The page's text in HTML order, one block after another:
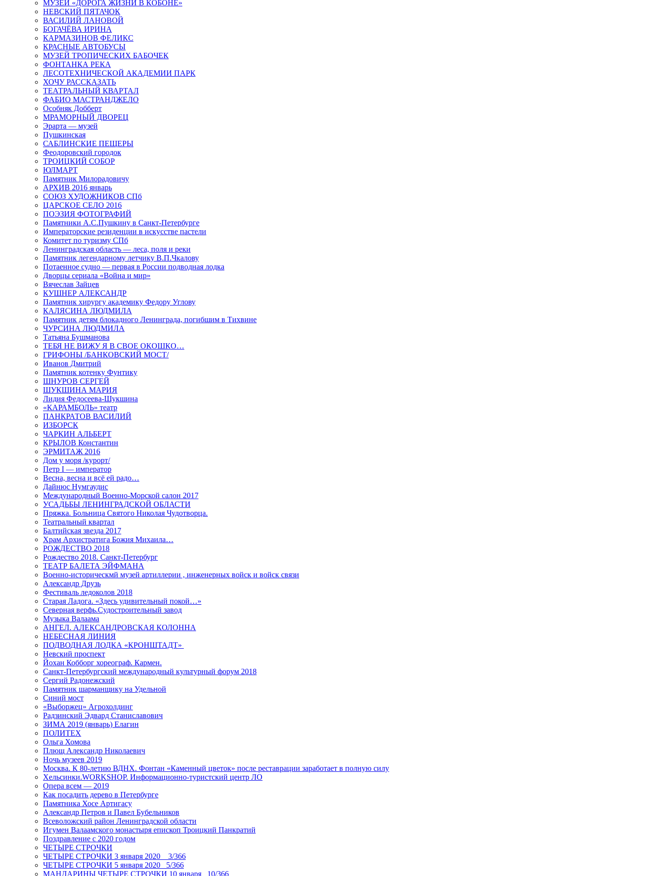
МУЗЕЙ «ДОРОГА ЖИЗНИ В КОБОНЕ»
НЕВСКИЙ ПЯТАЧОК
ВАСИЛИЙ ЛАНОВОЙ
БОГАЧЁВА ИРИНА
КАРМАЗИНОВ ФЕЛИКС
КРАСНЫЕ АВТОБУСЫ
МУЗЕЙ ТРОПИЧЕСКИХ БАБОЧЕК
ФОНТАНКА РЕКА
ЛЕСОТЕХНИЧЕСКОЙ АКАДЕМИИ ПАРК
ХОЧУ РАССКАЗАТЬ
ТЕАТРАЛЬНЫЙ КВАРТАЛ
ФАБИО МАСТРАНДЖЕЛО
Особняк Добберт
МРАМОРНЫЙ ДВОРЕЦ
Эрарта — музей
Пушкинская
САБЛИНСКИЕ ПЕЩЕРЫ
Феодоровский городок
ТРОИЦКИЙ СОБОР
ЮЛМАРТ
Памятник Милорадовичу
АРХИВ 2016 январь
СОЮЗ ХУДОЖНИКОВ СПб
ЦАРСКОЕ СЕЛО 2016
ПОЭЗИЯ ФОТОГРАФИЙ
Памятники А.С.Пушкину в Санкт-Петербурге
Императорские резиденции в искусстве пастели
Комитет по туризму СПб
Ленинградская область — леса, поля и реки
Памятник легендарному летчику В.П.Чкалову
Потаенное судно — первая в России подводная лодка
Дворцы сериала «Война и мир»
Вячеслав Зайцев
КУШНЕР АЛЕКСАНДР
Памятник хирургу академику Федору Углову
КАЛЯСИНА ЛЮДМИЛА
Памятник детям блокадного Ленинграда, погибшим в Тихвине
ЧУРСИНА ЛЮДМИЛА
Татьяна Бушманова
ТЕБЯ НЕ ВИЖУ Я В СВОЕ ОКОШКО…
ГРИФОНЫ /БАНКОВСКИЙ МОСТ/
Иванов Дмитрий
Памятник котенку Фунтику
ШНУРОВ СЕРГЕЙ
ШУКШИНА МАРИЯ
Лидия Федосеева-Шукшина
«КАРАМБОЛЬ» театр
ПАНКРАТОВ ВАСИЛИЙ
ИЗБОРСК
ЧАРКИН АЛЬБЕРТ
КРЫЛОВ Константин
ЭРМИТАЖ 2016
Дом у моря /курорт/
Петр I — император
Весна, весна и всё ей радо…
Дайнюс Нумгаудис
Международный Военно-Морской салон 2017
УСАДЬБЫ ЛЕНИНГРАДСКОЙ ОБЛАСТИ
Пряжка. Больница Святого Николая Чудотворца.
Театральный квартал
Балтийская звезда 2017
Храм Архистратига Божия Михаила…
РОЖДЕСТВО 2018
Рождество 2018. Санкт-Петербург
ТЕАТР БАЛЕТА ЭЙФМАНА
Военно-историческмй музей артиллерии , инженерных войск и войск связи
Александр Друзь
Фестиваль ледоколов 2018
Старая Ладога. «Здесь удивительный покой…»
Северная верфь.Судостроительный завод
Музыка Валаама
АНГЕЛ. АЛЕКСАНДРОВСКАЯ КОЛОННА
НЕБЕСНАЯ ЛИНИЯ
ПОДВОДНАЯ ЛОДКА «КРОНШТАДТ»
Невский проспект
Йохан Кобборг хореограф. Кармен.
Санкт-Петербургский международный культурный форум 2018
Сергий Радонежский
Памятник шарманщику на Удельной
Синий мост
«Выборжец» Агрохолдинг
Радзинский Эдвард Станиславович
ЗИМА 2019 (январь) Елагин
ПОЛИТЕХ
Ольга Хомова
Плющ Александр Николаевич
Ночь музеев 2019
Москва. К 80-летию ВДНХ. Фонтан «Каменный цветок» после реставрации заработает в полную силу
Хельсинки.WORKSHOP. Информационно-туристский центр ЛО
Опера всем — 2019
Как посадить дерево в Петербурге
Памятника Хосе Артигасу
Александр Петров и Павел Бубельников
Всеволожский район Ленинградской области
Игумен Валаамского монастыря епископ Троицкий Панкратий
Поздравление с 2020 годом
ЧЕТЫРЕ СТРОЧКИ
ЧЕТЫРЕ СТРОЧКИ 3 января 2020 _ 3/366
ЧЕТЫРЕ СТРОЧКИ 5 января 2020_ 5/366
МАНДАРИНЫ ЧЕТЫРЕ СТРОЧКИ 10 января _10/366